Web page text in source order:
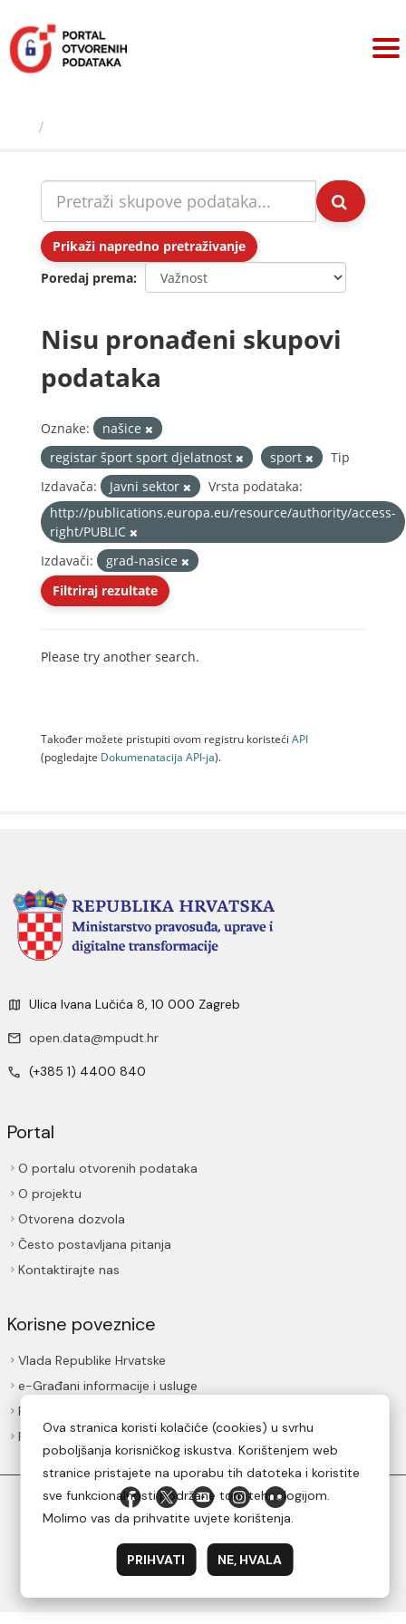
sadržaj
Prikaži napredno pretraživanje
Poredaj prema
Nisu pronađeni skupovi
podataka
Oznake:
našice
registar šport sport djelatnost
sport
Tip
Izdavača:
Javni sektor
Vrsta podataka:
http://publications.europa.eu/resource/authority/access-
right/PUBLIC
Izdavači:
grad-nasice
Filtriraj rezultate
Please try another search.
Također možete pristupiti ovom registru koristeći API
(pogledajte Dokumenаtаcijа API-jа).